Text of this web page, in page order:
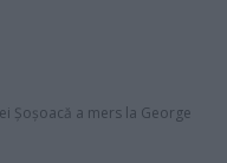
Șoșoacă a mers la George